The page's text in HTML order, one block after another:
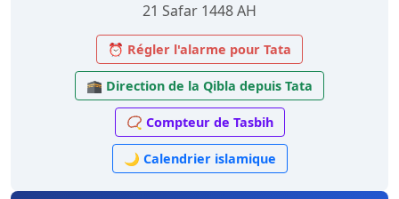
21 Safar 1448 AH
⏰ Régler l'alarme pour Tata
🕋 Direction de la Qibla depuis Tata
📿 Compteur de Tasbih
🌙 Calendrier islamique